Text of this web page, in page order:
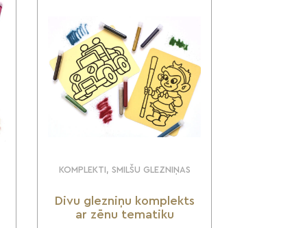
KOMPLEKTI, SMILŠU GLEZNIŅAS
Divu glezniņu komplekts
ar zēnu tematiku